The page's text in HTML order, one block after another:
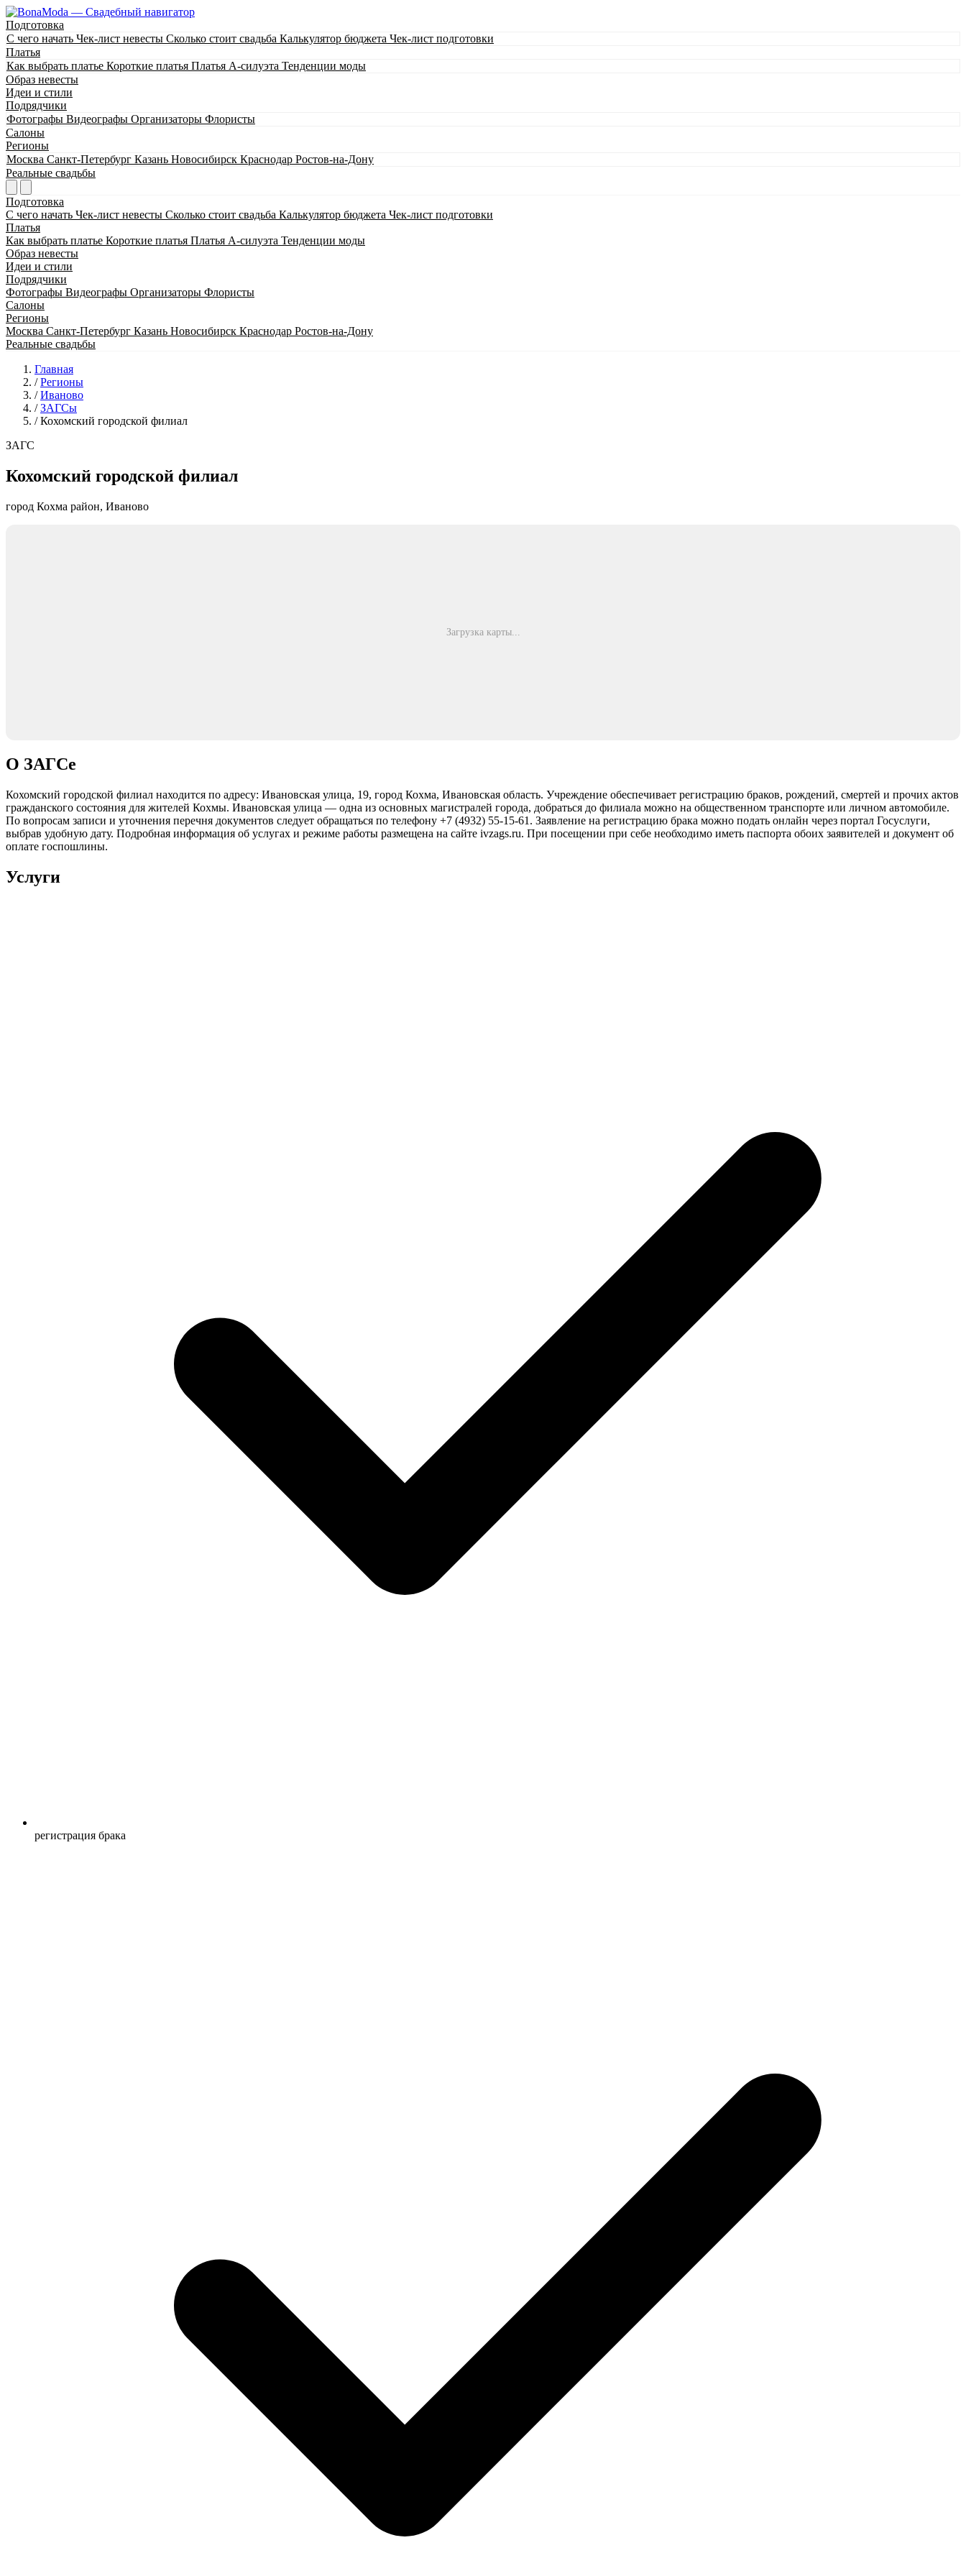
Подготовка
С чего начать Чек-лист невесты Сколько стоит свадьба Калькулятор бюджета Чек-лист подготовки
Платья
Как выбрать платье Короткие платья Платья А-силуэта Тенденции моды
Образ невесты
Идеи и стили
Подрядчики
Фотографы Видеографы Организаторы Флористы
Салоны
Регионы
Москва Санкт-Петербург Казань Новосибирск Краснодар Ростов-на-Дону
Реальные свадьбы
Подготовка
С чего начать Чек-лист невесты Сколько стоит свадьба Калькулятор бюджета Чек-лист подготовки
Платья
Как выбрать платье Короткие платья Платья А-силуэта Тенденции моды
Образ невесты
Идеи и стили
Подрядчики
Фотографы Видеографы Организаторы Флористы
Салоны
Регионы
Москва Санкт-Петербург Казань Новосибирск Краснодар Ростов-на-Дону
Реальные свадьбы
Главная
/ Регионы
/ Иваново
/ ЗАГСы
/ Кохомский городской филиал
ЗАГС
Кохомский городской филиал
город Кохма район, Иваново
Загрузка карты...
О ЗАГСе
Кохомский городской филиал находится по адресу: Ивановская улица, 19, город Кохма, Ивановская область. Учреждение обеспечивает регистрацию браков, рождений, смертей и прочих актов
гражданского состояния для жителей Кохмы. Ивановская улица — одна из основных магистралей города, добраться до филиала можно на общественном транспорте или личном автомобиле.
По вопросам записи и уточнения перечня документов следует обращаться по телефону +7 (4932) 55-15-61. Заявление на регистрацию брака можно подать онлайн через портал Госуслуги,
выбрав удобную дату. Подробная информация об услугах и режиме работы размещена на сайте ivzags.ru. При посещении при себе необходимо иметь паспорта обоих заявителей и документ об
оплате госпошлины.
Услуги
регистрация брака